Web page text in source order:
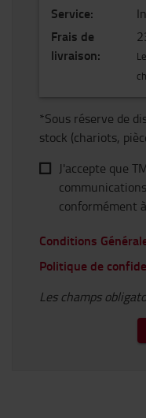
Service:
Frais de
livraison:
*Sous réserve de
stock (chariots,
J'accepte que
conformément
Conditions
Politique de
Les champs